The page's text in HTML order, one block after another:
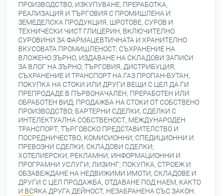
ПРОИЗВОДСТВО, ИЗКУПУВАНЕ, ПРЕРАБОТКА,
РЕАЛИЗАЦИЯ И ТЪРГОВИЯ С ПРОМИШЛЕНА И
ЗЕМЕДЕЛСКА ПРОДУКЦИЯ, ШРОТОВЕ, СУРОВ И
ТЕХНИЧЕСКИ ЧИСТ ГЛИЦЕРИН, ВКЛЮЧИТЕЛНО
СУРОВИНИ ЗА ФАРМАЦЕВТИЧНАТА И ХРАНИТЕЛНО
ВКУСОВАТА ПРОМИШЛЕНОСТ; СЪХРАНЕНИЕ НА
ВЛОЖЕНО ЗЪРНО, ИЗДАВАНЕ НА СКЛАДОВИ ЗАПИСИ
ЗА ВЛОГ НА ЗЪРНО; ТЪРГОВИЯ, ДИСТРИБУЦИЯ,
СЪХРАНЕНИЕ И ТРАНСПОРТ НА ГАЗ ПРОПАН-БУТАН;
ПОКУПКА НА СТОКИ ИЛИ ДРУГИ ВЕЩИ С ЦЕЛ ДА ГИ
ПРЕПРОДАДЕ В ПЪРВОНАЧАЛЕН, ПРЕРАБОТЕН ИЛИ
ОБРАБОТЕН ВИД; ПРОДАЖБА НА СТОКИ ОТ СОБСТВЕНО
ПРОИЗВОДСТВО; БАРТЕРНИ СДЕЛКИ, СДЕЛКИ С
ИНТЕЛЕКТУАЛНА СОБСТВЕНОСТ, МЕЖДУНАРОДЕН
ТРАНСПОРТ, ТЪРГОВСКО ПРЕДСТАВИТЕЛСТВО И
ПОСРЕДНИЧЕСТВО; КОМИСИОННИ, СПЕДИЦИОННИ И
ПРЕВОЗНИ СДЕЛКИ; СКЛАДОВИ СДЕЛКИ;
ХОТЕЛИЕРСКИ, РЕКЛАМНИ, ИНФОРМАЦИОННИ И
ПРОГРАМНИ УСЛУГИ; ЛИЗИНГ; ПОКУПКА, СТРОЕЖ И
ОБЗАВЕЖДАНЕ НА НЕДВИЖИМИ ИМОТИ, СКЛАДОВЕ И
ДРУГИ С ЦЕЛ ПРОДАЖБА, ОТДАВАНЕ ПОД НАЕМ, КАКТО
И ВСЯКА ДРУГА ДЕЙНОСТ, НЕЗАБРАНЕНА СЪС ЗАКОН.